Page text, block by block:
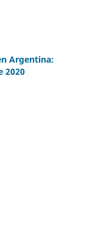
Argentina:
2020